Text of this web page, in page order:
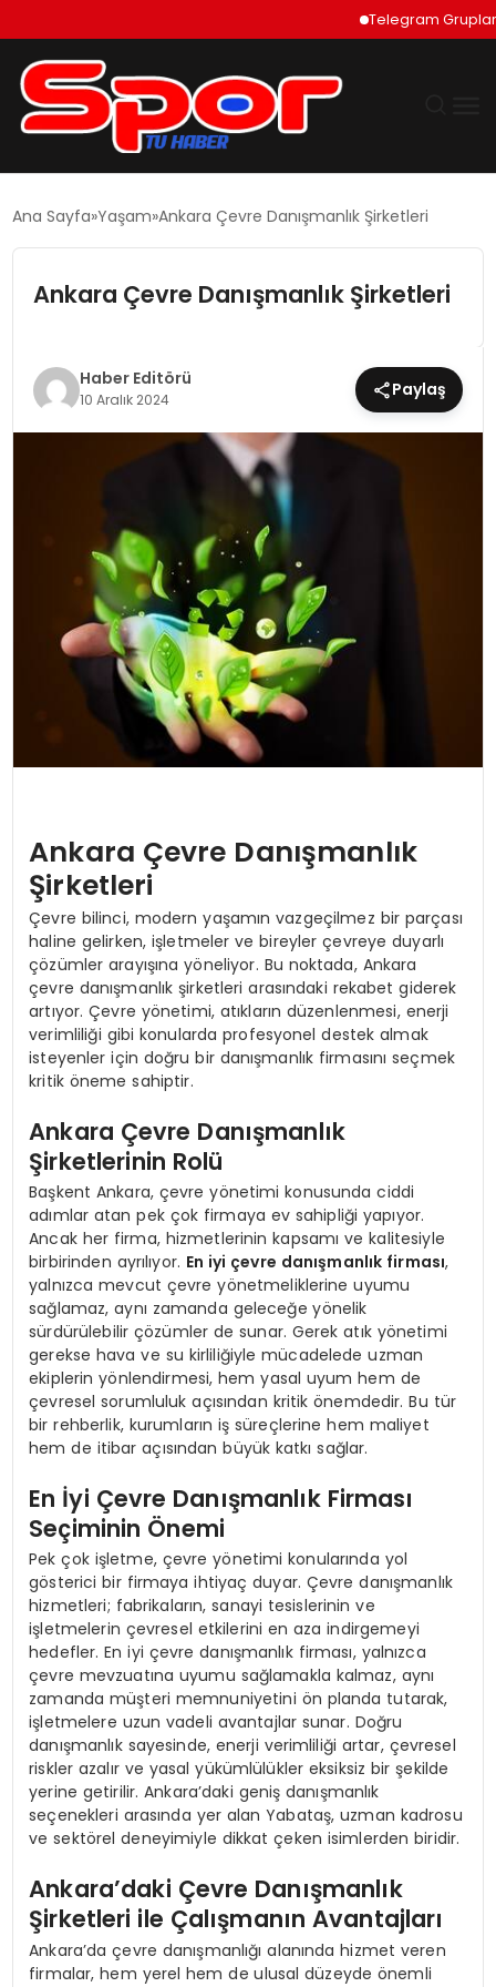
Telegram Grupları
SIYASET
TEKNOLOJI
MAGAZIN
YAŞAM
Ana Sayfa Yaşam Ankara Çevre Danışmanlık Şirketleri
Ankara Çevre Danışmanlık Şirketleri
Haber Editörü
10 Aralık 2024 Paylaş
Ankara Çevre Danışmanlık
Şirketleri
Çevre bilinci, modern yaşamın vazgeçilmez bir parçası
haline gelirken, işletmeler ve bireyler çevreye duyarlı
çözümler arayışına yöneliyor. Bu noktada, Ankara
çevre danışmanlık şirketleri arasındaki rekabet giderek
artıyor. Çevre yönetimi, atıkların düzenlenmesi, enerji
verimliliği gibi konularda profesyonel destek almak
isteyenler için doğru bir danışmanlık firmasını seçmek
kritik öneme sahiptir.
Ankara Çevre Danışmanlık
Şirketlerinin Rolü
Başkent Ankara, çevre yönetimi konusunda ciddi
adımlar atan pek çok firmaya ev sahipliği yapıyor.
Ancak her firma, hizmetlerinin kapsamı ve kalitesiyle
birbirinden ayrılıyor. En iyi çevre danışmanlık firması,
yalnızca mevcut çevre yönetmeliklerine uyumu
sağlamaz, aynı zamanda geleceğe yönelik
sürdürülebilir çözümler de sunar. Gerek atık yönetimi
gerekse hava ve su kirliliğiyle mücadelede uzman
ekiplerin yönlendirmesi, hem yasal uyum hem de
çevresel sorumluluk açısından kritik önemdedir. Bu tür
bir rehberlik, kurumların iş süreçlerine hem maliyet
hem de itibar açısından büyük katkı sağlar.
En İyi Çevre Danışmanlık Firması
Seçiminin Önemi
Pek çok işletme, çevre yönetimi konularında yol
gösterici bir firmaya ihtiyaç duyar. Çevre danışmanlık
hizmetleri; fabrikaların, sanayi tesislerinin ve
işletmelerin çevresel etkilerini en aza indirgemeyi
hedefler. En iyi çevre danışmanlık firması, yalnızca
çevre mevzuatına uyumu sağlamakla kalmaz, aynı
zamanda müşteri memnuniyetini ön planda tutarak,
işletmelere uzun vadeli avantajlar sunar. Doğru
danışmanlık sayesinde, enerji verimliliği artar, çevresel
riskler azalır ve yasal yükümlülükler eksiksiz bir şekilde
yerine getirilir. Ankara’daki geniş danışmanlık
seçenekleri arasında yer alan Yabataş, uzman kadrosu
ve sektörel deneyimiyle dikkat çeken isimlerden biridir.
Ankara’daki Çevre Danışmanlık
Şirketleri ile Çalışmanın Avantajları
Ankara’da çevre danışmanlığı alanında hizmet veren
firmalar, hem yerel hem de ulusal düzeyde önemli